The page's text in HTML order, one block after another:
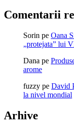
Comentarii
Sorin pe Oana
„protejata” lui
Dana pe
arome
fuzzy pe David
la nivel mondial
Arhive